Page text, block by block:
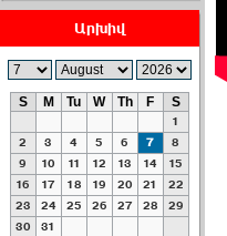
ՀԱՅԱՊԱՀՊԱՆՈՒԹԻՒՆ՝
ՀԱՒԱՏՔԻ ԵՒ
ԿՐԹՈՒԹԵԱՆ
ՃԱՆԱՊԱՐՀՈՎ ›››
Արխիվ
S M Tu W Th F S
1
2
3 4 5 6 7
8
9
10 11 12 13 14
15
16
17 18 19 20 21
22
23
24 25 26 27 28
29
30
31